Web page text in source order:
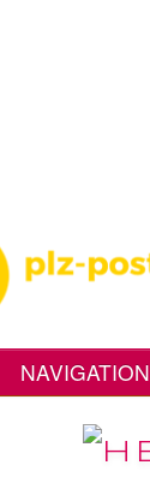
NAVIGATION